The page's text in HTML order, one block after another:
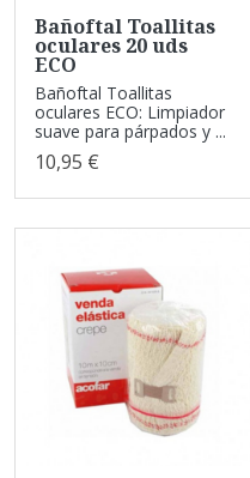
Bañoftal Toallitas
oculares 20 uds
ECO
Bañoftal Toallitas
oculares ECO: Limpiador
suave para párpados y ...
10,95 €